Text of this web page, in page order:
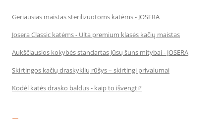
Geriausias maistas sterilizuotoms katėms - JOSERA
Josera Classic katėms - Ulta premium klasės kačių maistas
Aukščiausios kokybės standartas Jūsų šuns mitybai - JOSERA
Skirtingos kačių draskyklių rūšys – skirtingi privalumai
Kodėl katės drasko baldus - kaip to išvengti?